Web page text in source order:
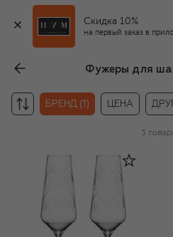
Скидка 10%
на первый заказ в
БРЕНД (1) ЦЕНА
3